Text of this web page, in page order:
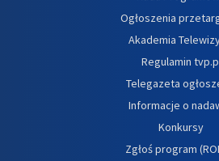
Ogłoszenia
Akademia
Regulamin
Telegazeta
Informacje o
Konkursy
Zgłoś program